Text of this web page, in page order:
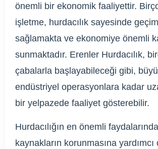
önemli bir ekonomik faaliyettir.
işletme, hurdacılık sayesinde
sağlamakta ve ekonomiye önemli
sunmaktadır. Erenler Hurdacılık,
çabalarla başlayabileceği gibi,
endüstriyel operasyonlara kadar
bir yelpazede faaliyet gösterebilir.
Hurdacılığın en önemli
kaynakların korunmasına yardımcı